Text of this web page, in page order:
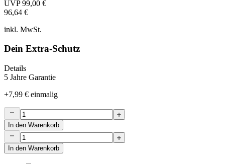
UVP99,00 €
96,64 €
inkl. MwSt.
Dein Extra-Schutz
Details
5 Jahre Garantie
+7,99 € einmalig
In den Warenkorb
In den Warenkorb